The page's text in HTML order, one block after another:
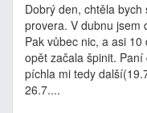
Dobrý den, chtěla
provera. V dubnu jsem
Pak vůbec nic, a asi
opět začala špinit.
píchla mi tedy
26.7....